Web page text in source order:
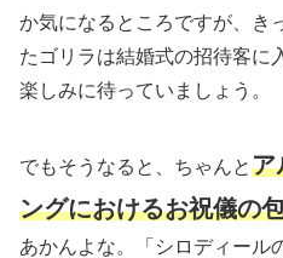
か気になるところですが、き
たゴリラは結婚式の招待客に
楽しみに待っていましょう。
でもそうなると、ちゃんとア
ングにおけるお祝儀の
あかんよな。「シロディール